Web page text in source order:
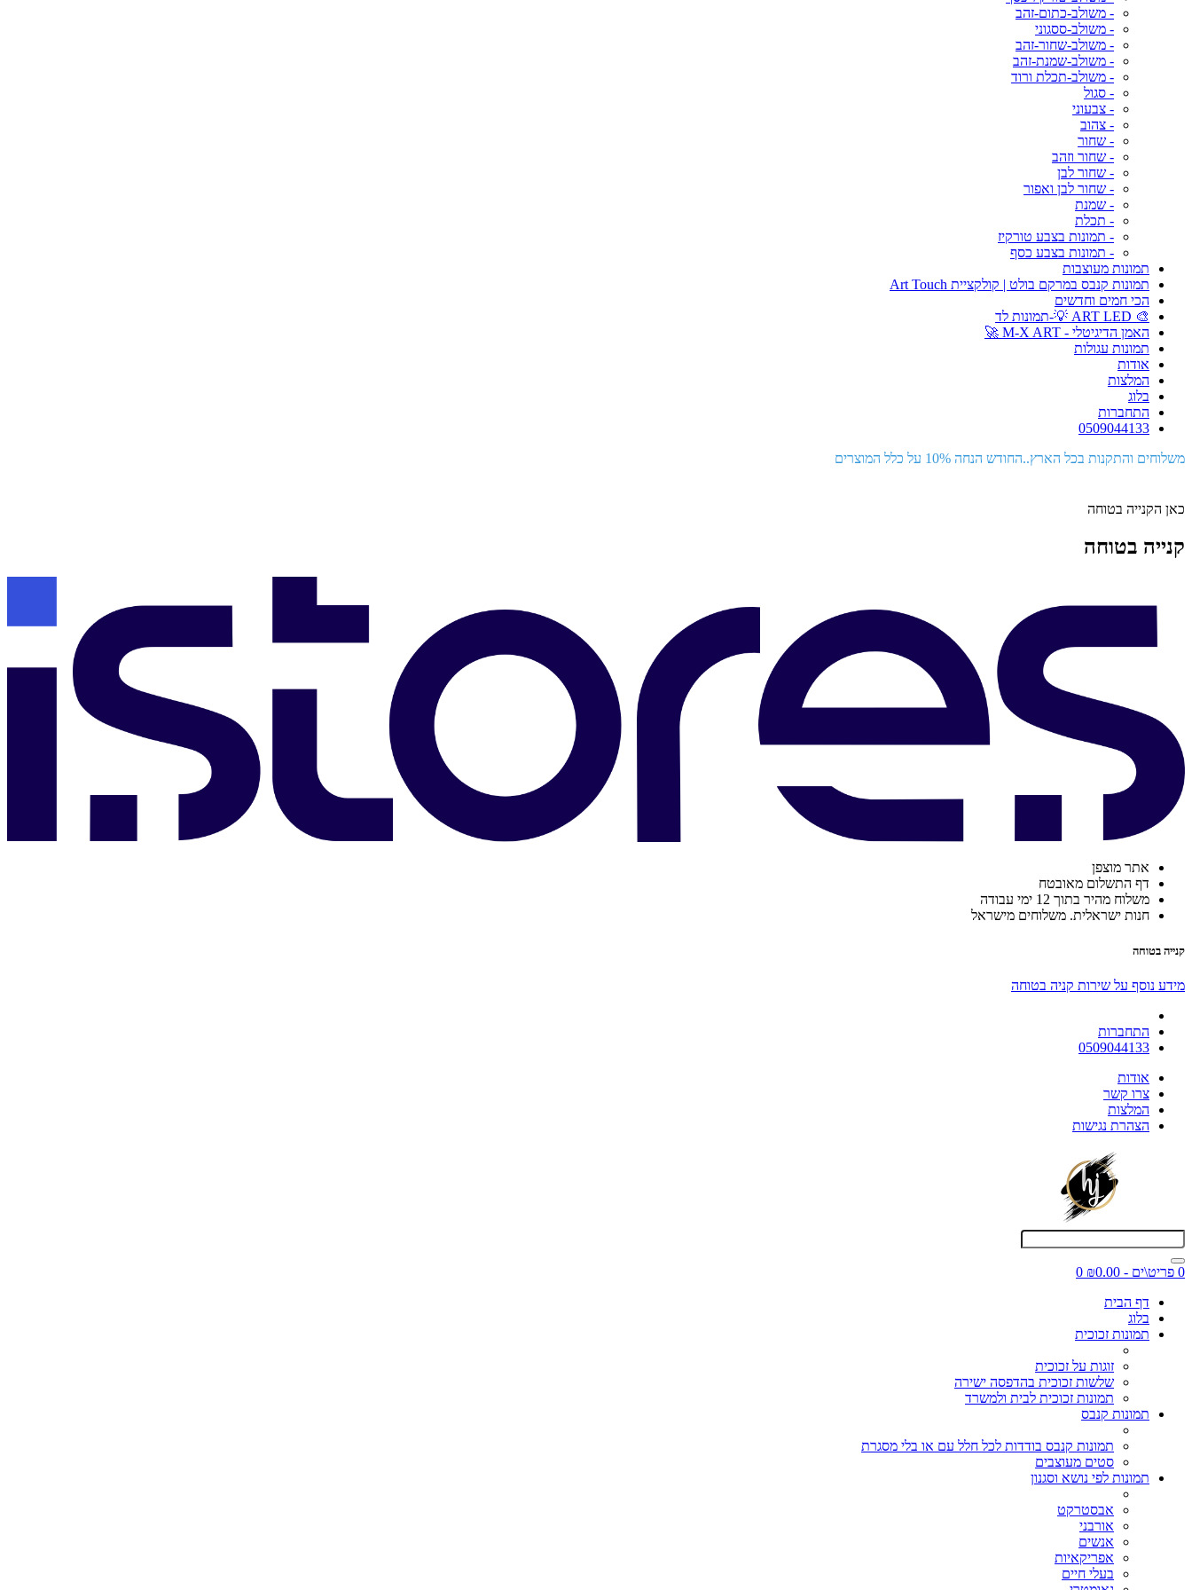
- משולב-כתום-זהב
- משולב-ססגוני
- משולב-שחור-זהב
- משולב-שמנת-זהב
- משולב-תכלת ורוד
- סגול
- צבעוני
- צהוב
- שחור
- שחור וזהב
- שחור לבן
- שחור לבן ואפור
- שמנת
- תכלת
- תמונות בצבע טורקיז
- תמונות בצבע כסף
תמונות מעוצבות
תמונות קנבס במרקם בולט | קולקציית Art Touch
הכי חמים וחדשים
🎨 ART LED 💡-תמונות לד
האמן הדיגיטלי - M-X ART 🚀
תמונות עגולות
אודות
המלצות
בלוג
התחברות
0509044133
משלוחים והתקנות בכל הארץ..החודש הנחה 10% על כלל המוצרים
כאן הקנייה בטוחה
קנייה בטוחה
אתר מוצפן
דף התשלום מאובטח
משלוח מהיר בתוך 12 ימי עבודה
חנות ישראלית. משלוחים מישראל
קנייה בטוחה
מידע נוסף על שירות קניה בטוחה
התחברות
0509044133
אודות
צרו קשר
המלצות
הצהרת נגישות
0 פריט\ים - ₪0.00
0
דף הבית
בלוג
תמונות זכוכית
זוגות על זכוכית
שלשות זכוכית בהדפסה ישירה
תמונות זכוכית לבית ולמשרד
תמונות קנבס
תמונות קנבס בודדות לכל חלל עם או בלי מסגרת
סטים מעוצבים
תמונות לפי נושא וסגנון
אבסטרקט
אורבני
אנשים
אפריקאיות
בעלי חיים